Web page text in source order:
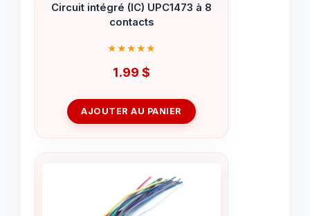
Circuit intégré (IC) UPC1473 à 8
contacts
1.99 $
AJOUTER AU PANIER